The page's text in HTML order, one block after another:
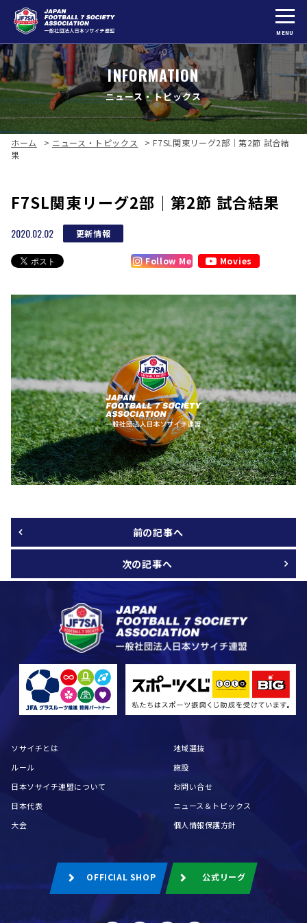
MENU
INFORMATION
ニュース・トピックス
ホーム > ニュース・トピックス >F7SL関東リーグ2部｜第2節 試合結
果
F7SL関東リーグ2部｜第2節 試合結果
2020.02.02 更新情報
Follow Me Movies
前の記事へ
次の記事へ
ソサイチとは
ルール
日本ソサイチ連盟について
日本代表
大会
地域選抜
施設
お問い合せ
ニュース＆トピックス
個人情報保護方針
OFFICIAL SHOP 公式リーグ